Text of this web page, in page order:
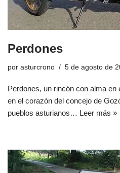
Perdones
por asturcrono 5 de agosto de
Perdones, un rincón con alma
en el corazón del concejo de
pueblos asturianos… Leer más »